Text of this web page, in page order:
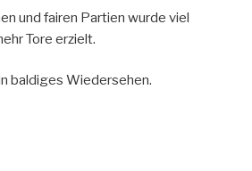
und fairen Partien wurde viel
Tore erzielt.
baldiges Wiedersehen.